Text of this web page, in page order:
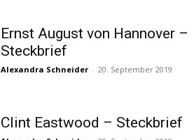
Ernst August von Hannover –
Steckbrief
Alexandra Schneider - 20. September 2019
Clint Eastwood – Steckbrief